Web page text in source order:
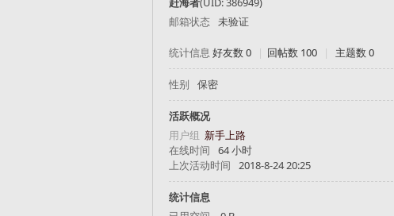
邮箱状态 未验证
统计信息 好友数 0 | 回帖数 100 | 主题数 0
性别 保密
活跃概况
用户组 新手上路
在线时间
64 小时
上次活动时间
2018-8-24 20:25
统计信息